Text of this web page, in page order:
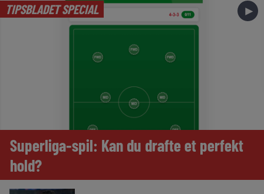
TIPSBLADET SPECIAL ►
Superliga-spil: Kan du drafte et perfekt
hold?